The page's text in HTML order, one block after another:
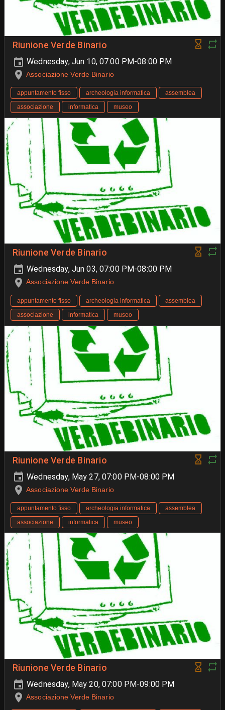
Riunione Verde Binario
Wednesday, Jun 10, 07:00 PM-08:00 PM
Associazione Verde Binario
appuntamento fisso archeologia informatica
assemblea
associazione
informatica museo
Riunione Verde Binario
Wednesday, Jun 03, 07:00 PM-08:00 PM
Associazione Verde Binario
appuntamento fisso archeologia informatica
assemblea
associazione
informatica museo
Riunione Verde Binario
Wednesday, May 27, 07:00 PM-08:00 PM
Associazione Verde Binario
appuntamento fisso archeologia informatica
assemblea
associazione
informatica museo
Riunione Verde Binario
Wednesday, May 20, 07:00 PM-09:00 PM
Associazione Verde Binario